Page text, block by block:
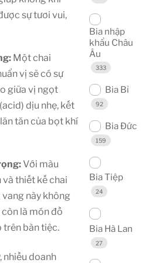
sự tươi vui,
Một chai
vị sẽ có sự
giữa vị ngọt
dịu nhẹ, kết
tăn của bọt khí
Với màu
thiết kế chai
này không
là món đồ
bàn tiệc.
nhiều doanh
Bia nhập
khẩu Châu
Âu
333
Bia Bỉ
92
Bia Đức
159
Bia Tiệp
24
Bia Hà Lan
27